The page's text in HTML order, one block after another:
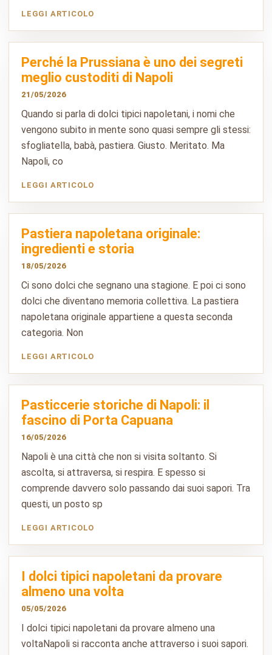
LEGGI ARTICOLO
Perché la Prussiana è uno dei segreti
meglio custoditi di Napoli
21/05/2026
Quando si parla di dolci tipici napoletani, i nomi che
vengono subito in mente sono quasi sempre gli stessi:
sfogliatella, babà, pastiera. Giusto. Meritato. Ma
Napoli, co
LEGGI ARTICOLO
Pastiera napoletana originale:
ingredienti e storia
18/05/2026
Ci sono dolci che segnano una stagione. E poi ci sono
dolci che diventano memoria collettiva. La pastiera
napoletana originale appartiene a questa seconda
categoria. Non
LEGGI ARTICOLO
Pasticcerie storiche di Napoli: il
fascino di Porta Capuana
16/05/2026
Napoli è una città che non si visita soltanto. Si
ascolta, si attraversa, si respira. E spesso si
comprende davvero solo passando dai suoi sapori. Tra
questi, un posto sp
LEGGI ARTICOLO
I dolci tipici napoletani da provare
almeno una volta
05/05/2026
I dolci tipici napoletani da provare almeno una
voltaNapoli si racconta anche attraverso i suoi sapori.